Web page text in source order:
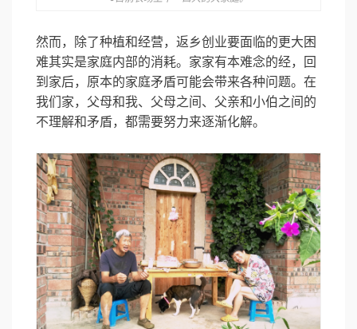
然而，除了种植和经营，返乡创业要面临的更大困
难其实是家庭内部的消耗。家家有本难念的经，回
到家后，原本的家庭矛盾可能会带来各种问题。在
我们家，父母和我、父母之间、父亲和小伯之间的
不理解和矛盾，都需要努力来逐渐化解。